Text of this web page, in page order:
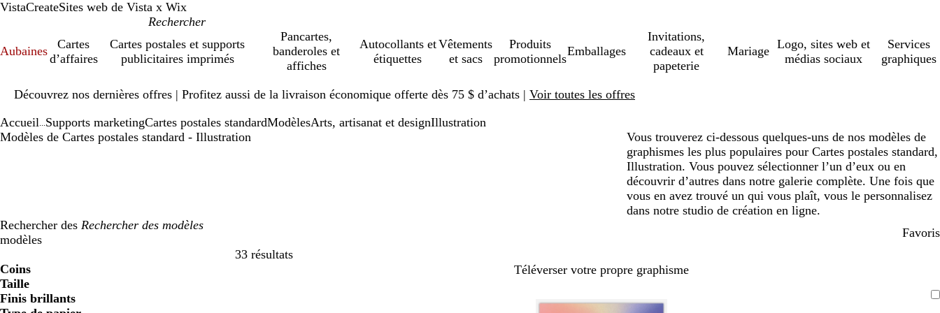
VistaCreateSites web de Vista x Wix
Aubaines
Cartes
d’affaires
Cartes postales et supports
publicitaires imprimés
Pancartes,
banderoles et
affiches
Autocollants et
étiquettes
Vêtements
et sacs
Produits
promotionnels
Emballages
Invitations,
cadeaux et
papeterie
Mariage
Logo, sites web et
médias sociaux
Services
graphiques
Découvrez nos dernières offres | Profitez aussi de la livraison économique offerte dès 75 $ d’achats | Voir toutes les offres
1
Accueil Supports marketingCartes postales standardModèlesArts, artisanat et designIllustration
Modèles de Cartes postales standard - Illustration
Vous trouverez ci-dessous quelques-uns de nos modèles de
graphismes les plus populaires pour Cartes postales standard,
Illustration. Vous pouvez sélectionner l’un d’eux ou en
découvrir d’autres dans notre galerie complète. Une fois que
vous en avez trouvé un qui vous plaît, vous le personnalisez
dans notre studio de création en ligne.
Rechercher des
modèles
Favoris
33 résultats
Filtres
Coins
Taille
Finis brillants
Téléverser votre propre graphisme